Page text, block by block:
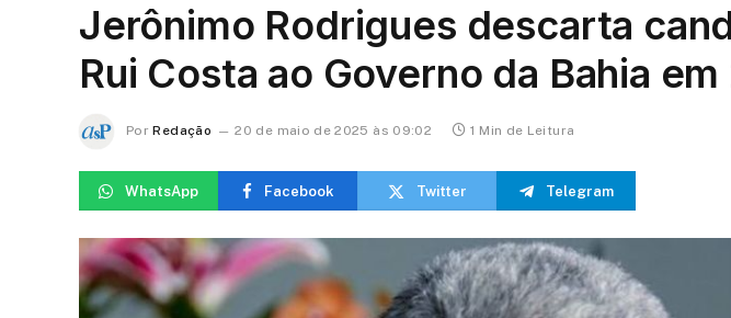
Jerônimo Rodrigues descarta
Rui Costa ao Governo da Bahia
Por Redação 20 de maio de 2025 às 09:02 1 Min de Leitura
WhatsApp Facebook Twitter Telegram